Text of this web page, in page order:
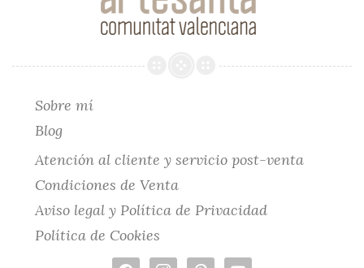
Sobre mí
Blog
Atención al cliente y servicio post-venta
Condiciones de Venta
Aviso legal y Política de Privacidad
Política de Cookies
facebookinstagrampinterestyoutube